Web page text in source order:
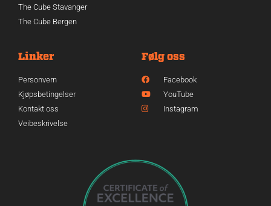
The Cube Stavanger
The Cube Bergen
Linker
Personvern
Kjøpsbetingelser
Kontakt oss
Veibeskrivelse
Følg oss
Facebook
YouTube
Instagram